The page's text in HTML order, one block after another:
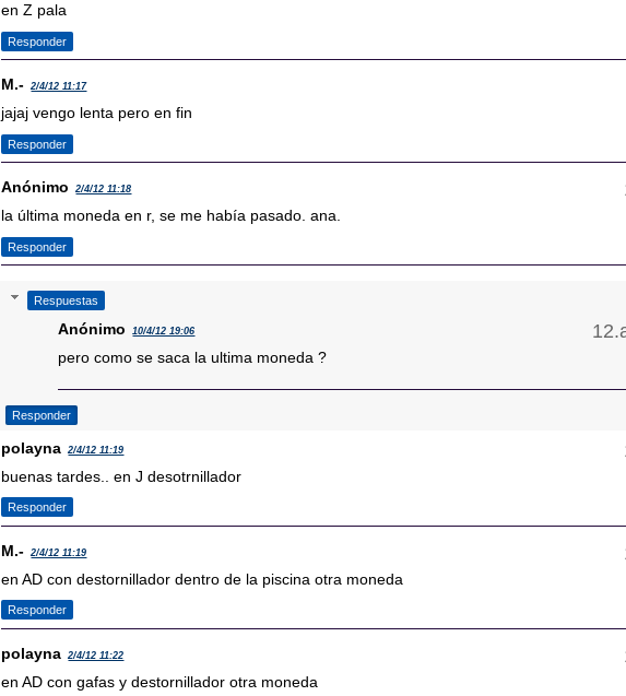
en Z pala
Responder
M.- 2/4/12 11:17
jajaj vengo lenta pero en fin
Responder
Anónimo 2/4/12 11:18
la última moneda en r, se me había pasado. ana.
Responder
Respuestas
Anónimo 10/4/12 19:06
pero como se saca la ultima moneda ?
Responder
polayna 2/4/12 11:19
buenas tardes.. en J desotrnillador
Responder
M.- 2/4/12 11:19
en AD con destornillador dentro de la piscina otra moneda
Responder
polayna 2/4/12 11:22
en AD con gafas y destornillador otra moneda